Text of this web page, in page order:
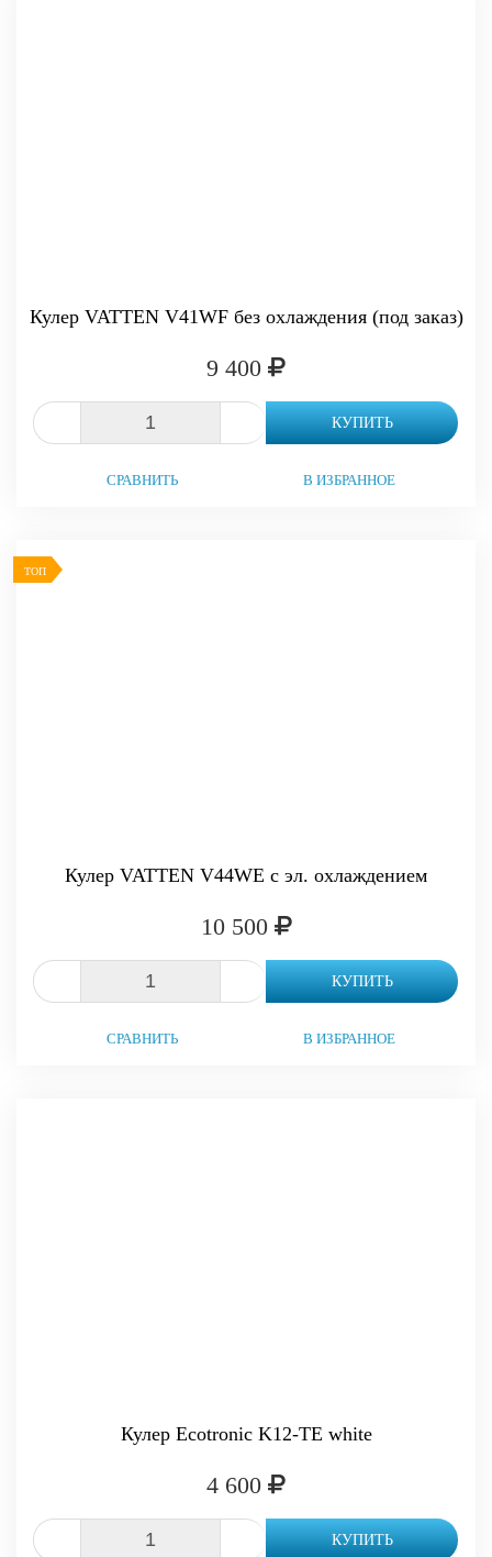
Кулер VATTEN V41WF без охлаждения (под заказ)
9 400
КУПИТЬ
СРАВНИТЬ В ИЗБРАННОЕ
ТОП
Кулер VATTEN V44WE с эл. охлаждением
10 500
КУПИТЬ
СРАВНИТЬ В ИЗБРАННОЕ
Кулер Ecotronic K12-TE white
4 600
КУПИТЬ